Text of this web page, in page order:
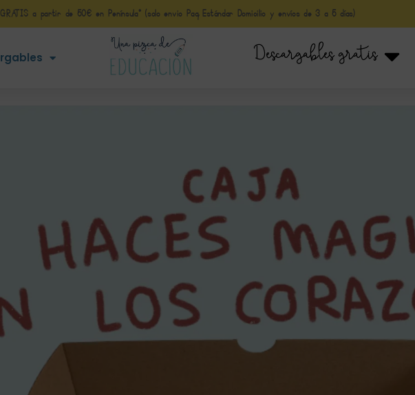
a partir de 50€ en Península* (solo envio Paq Estándar Domicilio y envíos de 3 a 5 días)
Descargables gratis